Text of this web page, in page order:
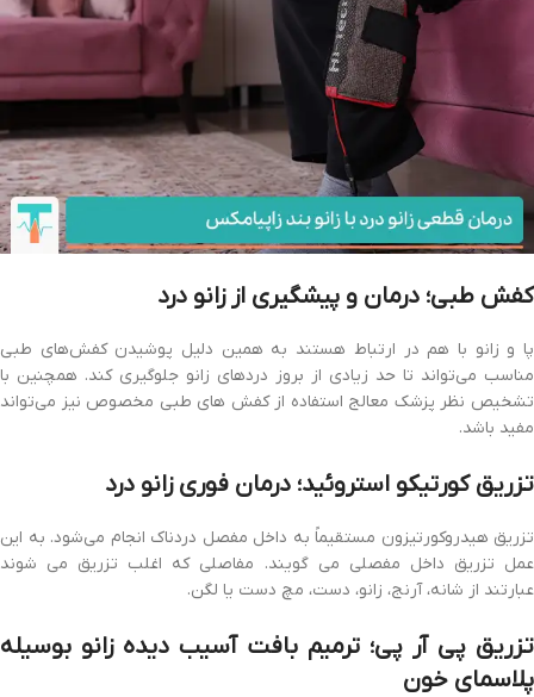
کفش طبی؛ درمان و پیشگیری از زانو درد
پا و زانو با هم در ارتباط هستند به همین دلیل پوشیدن کفش‌های طبی
مناسب می‌تواند تا حد زیادی از بروز دردهای زانو جلوگیری کند. همچنین با
تشخیص نظر پزشک معالج استفاده از کفش های طبی مخصوص نیز می‌تواند
مفید باشد.
تزریق کورتیکو استروئید؛ درمان فوری زانو درد
تزریق هیدروکورتیزون مستقیماً به داخل مفصل دردناک انجام می‌شود. به این
عمل تزریق داخل مفصلی می گویند. مفاصلی که اغلب تزریق می شوند
عبارتند از شانه، آرنج، زانو، دست، مچ دست یا لگن.
تزریق پی آر پی؛ ترمیم بافت آسیب دیده زانو بوسیله
پلاسمای خون